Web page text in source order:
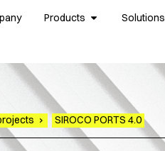
Products Solutions
› SIROCO PORTS 4.0